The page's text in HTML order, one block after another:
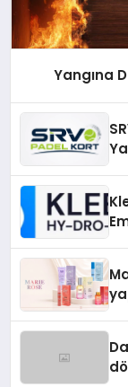
Yangına